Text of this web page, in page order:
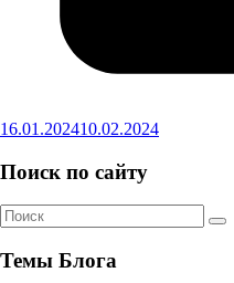
16.01.202410.02.2024
Поиск по сайту
Темы Блога